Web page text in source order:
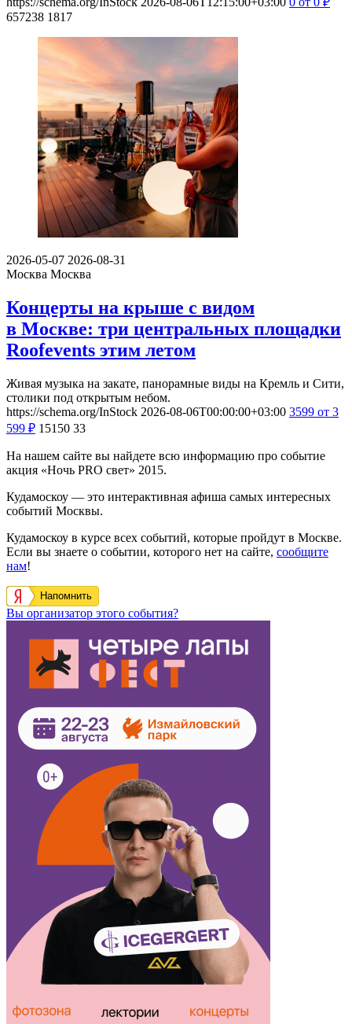
657238 1817
2026-05-07 2026-08-31
Москва Москва
Концерты на крыше с видом
в Москве: три центральных площадки
Roofevents этим летом
Живая музыка на закате, панорамные виды на Кремль и Сити,
столики под открытым небом.
https://schema.org/InStock 2026-08-06T00:00:00+03:00 3599 от 3
599 ₽ 15150 33
На нашем сайте вы найдете всю информацию про событие
акция «Ночь PRO свет» 2015.
Кудамоскоу — это интерактивная афиша самых интересных
событий Москвы.
Кудамоскоу в курсе всех событий, которые пройдут в Москве.
Если вы знаете о событии, которого нет на сайте, сообщите
нам!
Напомнить
Вы организатор этого события?